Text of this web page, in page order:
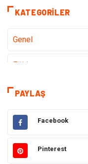
KATEGORILER
Genel
Eğitim
Dünya'dan Haberler
Müzik
Ülkemizden Haberler
PAYLAŞ
Facebook
Pinterest